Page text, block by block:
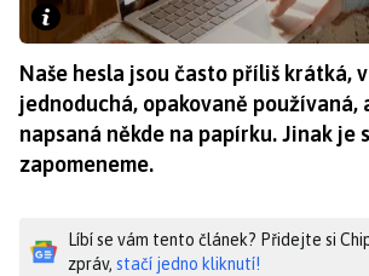
Naše hesla jsou často příliš krátká,
jednoduchá, opakovaně používaná,
napsaná někde na papírku. Jinak je
zapomeneme.
Líbí se vám tento článek? Přidejte si
zpráv, stačí jedno kliknutí!